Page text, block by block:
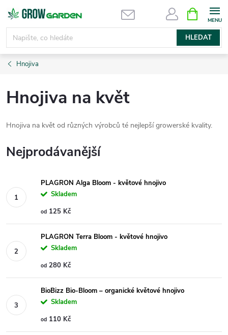
Přejít
obsah
HLEDAT
NÁKUPNÍ
KOŠÍK
Hnojiva
Hnojiva na květ
Hnojiva na květ od různých výrobců té nejlepší growerské kvality.
Nejprodávanější
PLAGRON Alga Bloom - květové hnojivo
Skladem
od 125 Kč
PLAGRON Terra Bloom - květové hnojivo
Skladem
od 280 Kč
BioBizz Bio-Bloom – organické květové hnojivo
Skladem
od 110 Kč